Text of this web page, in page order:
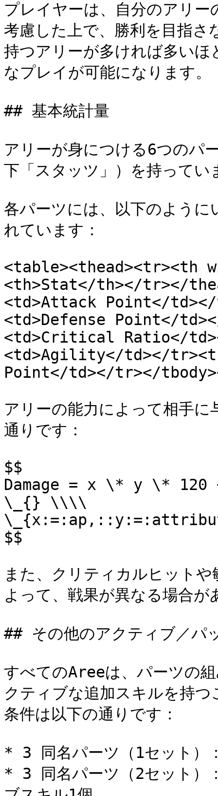
プレイヤーは、自分のアリ
考慮した上で、勝利を目指
持つアリーが多ければ多い
なプレイが可能になります。
## 基本統計量
アリーが身につける6つのパ
下「スタッツ」）を持って
各パーツには、以下のよう
れています：
<table><thead><tr><th
<th>Stat</th></tr></
<td>Attack Point</
<td>Defense Point</
<td>Critical Ratio</
<td>Agility</td></
Point</td></tr></
アリーの能力によって相手
通りです：
$$
Damage = x \* y \*
\_{} \\\\
$$
また、クリティカルヒット
よって、戦果が異なる場合が
## その他のアクティブ／パ
すべてのAreeは、パーツの
クティブな追加スキルを持
条件は以下の通りです：
* 3 同名パーツ（1セット）
* 3 同名パーツ（2セット）